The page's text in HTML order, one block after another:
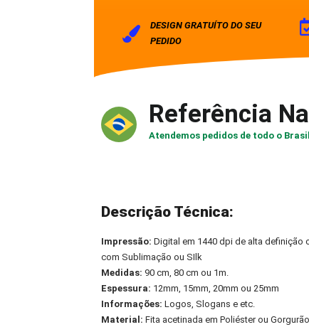
DESIGN GRATUÍTO DO SEU
PEDIDO
Referência
Atendemos pedidos de todo o
Descrição Técnica:
Impressão: Digital em 1440 dpi de alta definição
com Sublimação ou SIlk
Medidas: 90 cm, 80 cm ou 1m.
Espessura: 12mm, 15mm, 20mm ou 25mm
Informações:Logos, Slogans e etc.
Material: Fita acetinada em Poliéster ou